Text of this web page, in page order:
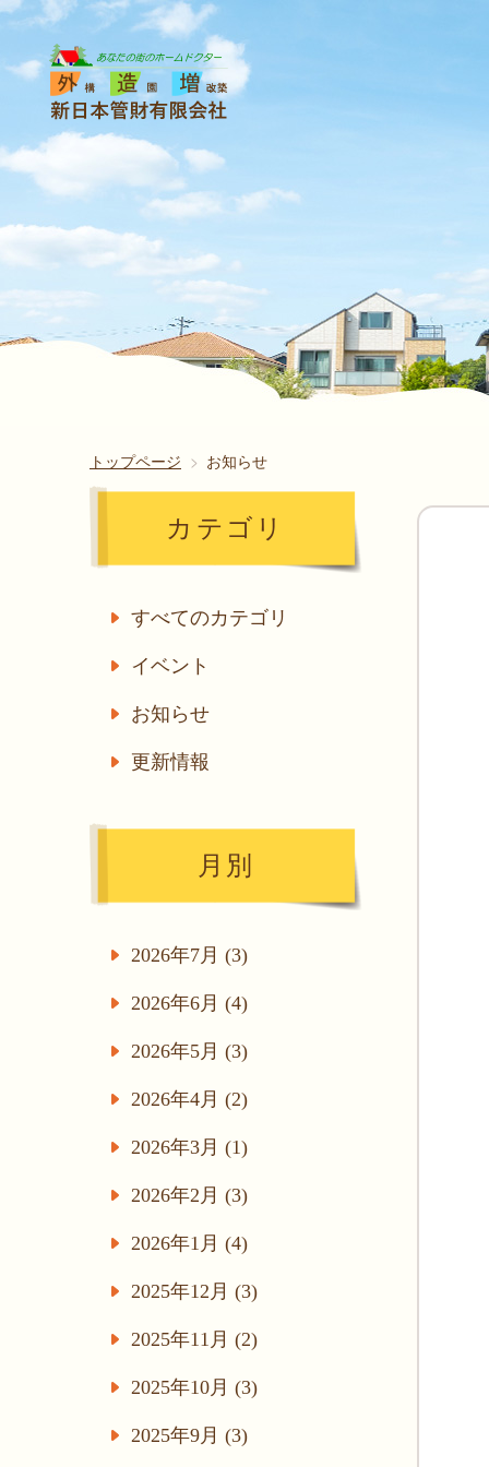
トップページ お知らせ
カテゴリ
すべてのカテゴリ
イベント
お知らせ
更新情報
月別
2026年7月 (3)
2026年6月 (4)
2026年5月 (3)
2026年4月 (2)
2026年3月 (1)
2026年2月 (3)
2026年1月 (4)
2025年12月 (3)
2025年11月 (2)
2025年10月 (3)
2025年9月 (3)